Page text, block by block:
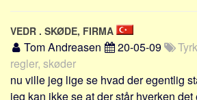
VEDR . SKØDE, FIRMA
Tom Andreasen 20-05-09
regler, skøder
nu ville jeg lige se hvad der egentlig
jeg kan ikke se at der står hverken det